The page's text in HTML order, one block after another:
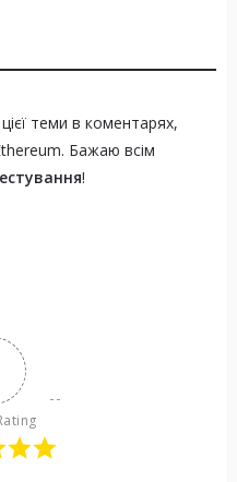
теми в коментарях,
Бажаю всім
!